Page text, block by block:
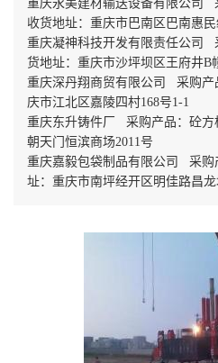
重庆永美建材输送设备有限公司
收货地址：重庆市巴南区巴南惠
重庆凝神科技开发有限责任公司
货地址：重庆市沙坪坝区王府井B
重庆深丹翔商贸有限公司 采购
庆市江北区嘉陵四村168号1-1
重庆东升铸件厂 采购产品：砼
朝天门恒滨商场2011号
重庆嘉毅包袋制品有限公司 采
址：重庆市南坪经开区明佳路昌龙